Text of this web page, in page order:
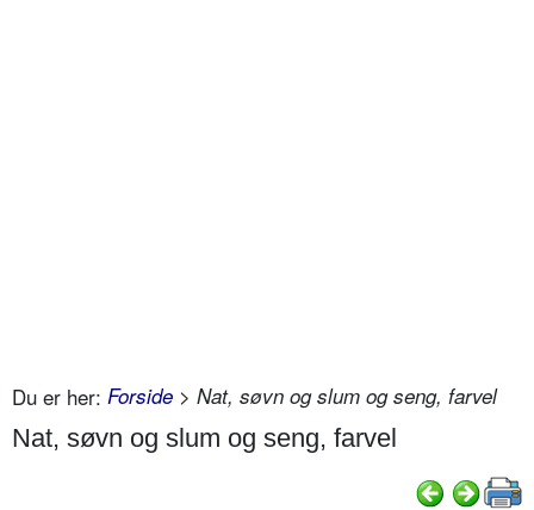
Du er her: Forside > Nat, søvn og slum og seng, farvel
Nat, søvn og slum og seng, farvel